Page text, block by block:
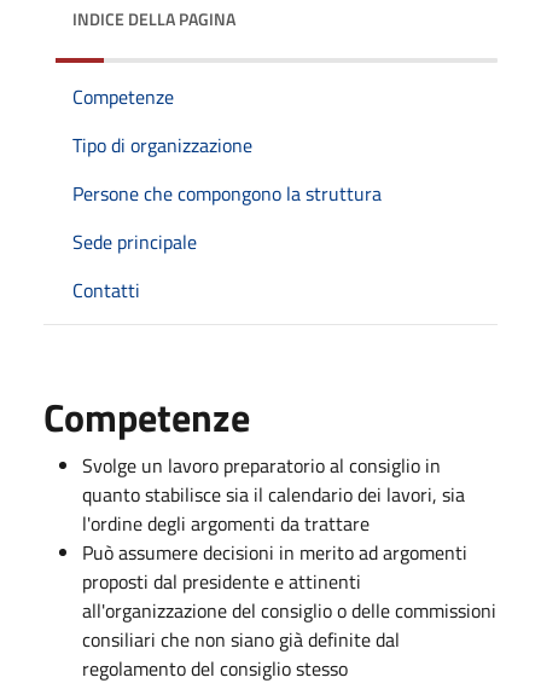
INDICE DELLA PAGINA
Competenze
Tipo di organizzazione
Persone che compongono la struttura
Sede principale
Contatti
Competenze
Svolge un lavoro preparatorio al consiglio in
quanto stabilisce sia il calendario dei lavori, sia
l'ordine degli argomenti da trattare
Può assumere decisioni in merito ad argomenti
proposti dal presidente e attinenti
all'organizzazione del consiglio o delle commissioni
consiliari che non siano già definite dal
regolamento del consiglio stesso